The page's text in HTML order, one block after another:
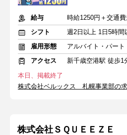
給与
時給1250円＋交通
シフト
雇用形態
アルバイト・パート
アクセス
新千歳空港駅 徒歩1
本日、掲載終了
株式会社ベルックス 札幌事業部の
株式会社ＳＱＵＥＥＺＥ